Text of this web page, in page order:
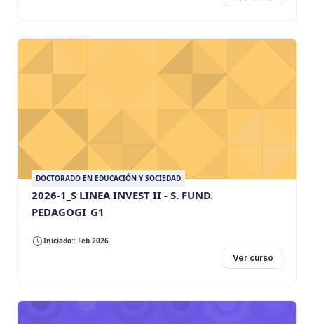
DOCTORADO EN EDUCACIÓN Y SOCIEDAD
2026-1_S LINEA INVEST II - S. FUND.
PEDAGOGI_G1
Iniciado:: Feb 2026
Ver curso